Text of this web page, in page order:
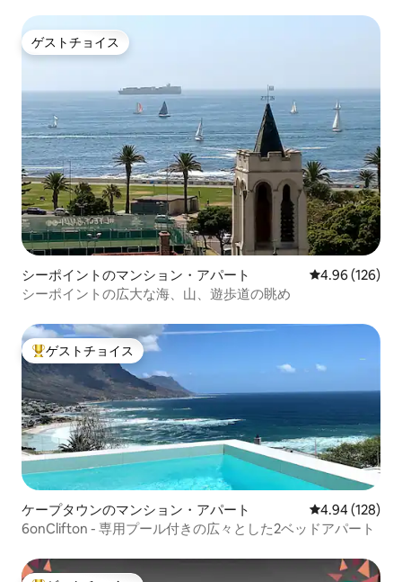
ゲストチョイス
ゲストチョイス
シーポイントのマンション・アパート レビュー126
4.96 (126)
シーポイントの広大な海、山、遊歩道の眺め
大好評のゲストチョイスです。
ゲストチョイス
ケープタウンのマンション・アパート レビュー128
4.94 (128)
6onClifton - 専用プール付きの広々とした2ベッドアパート